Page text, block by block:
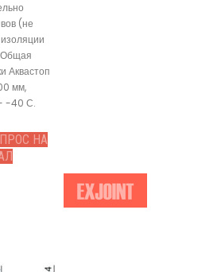
(не
Общая
Аквастоп
мм,
- -40 С.
НА